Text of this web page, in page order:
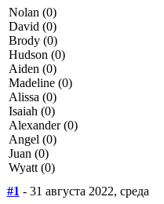
Nolan (0)
David (0)
Brody (0)
Hudson (0)
Aiden (0)
Madeline (0)
Alissa (0)
Isaiah (0)
Alexander (0)
Angel (0)
Juan (0)
Wyatt (0)
#1 - 31 августа 2022, среда